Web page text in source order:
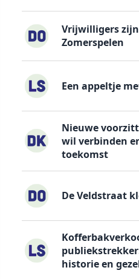
Vrijwilligers
Zomerspelen
Een appeltje
Nieuwe
wil verbinden
toekomst
De Veldstraat
historie en